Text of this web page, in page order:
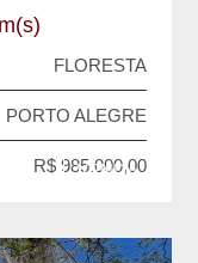
FLORESTA
PORTO ALEGRE
R$ 985.000,00
VENDA